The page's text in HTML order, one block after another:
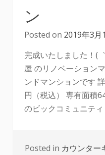
ン
Posted on 2019年3月
完成いたしました！(
屋 のリノベーション
ンドマンションです
円（税込） 専有面積
のビックコミュニテ
Posted in カウンター